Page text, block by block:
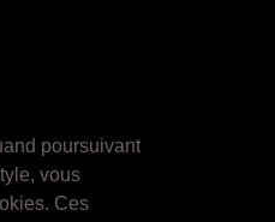
poursuivant
vous
Ces